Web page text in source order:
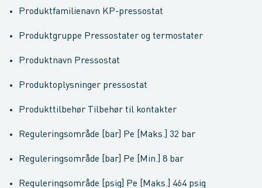
Produktfamilienavn KP-pressostat
Produktgruppe Pressostater og termostater
Produktnavn Pressostat
Produktoplysninger pressostat
Produkttilbehør Tilbehør til kontakter
Reguleringsområde [bar] Pe [Maks.] 32 bar
Reguleringsområde [bar] Pe [Min.] 8 bar
Reguleringsområde [psig] Pe [Maks.] 464 psig